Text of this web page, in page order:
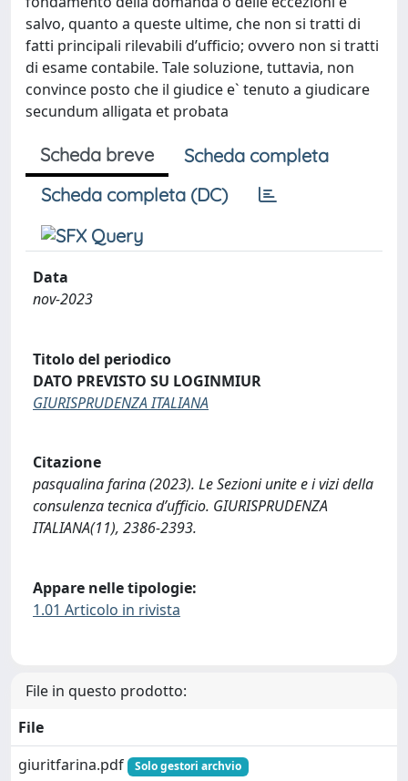
salvo, quanto a queste ultime, che non si tratti di
fatti principali rilevabili d’ufficio; ovvero non si tratti
di esame contabile. Tale soluzione, tuttavia, non
convince posto che il giudice e` tenuto a giudicare
secundum alligata et probata
Scheda breve
Scheda completa
Scheda completa (DC)
Data
nov-2023
Titolo del periodico
DATO PREVISTO SU LOGINMIUR
GIURISPRUDENZA ITALIANA
Citazione
pasqualina farina (2023). Le Sezioni unite e i vizi della
consulenza tecnica d’ufficio. GIURISPRUDENZA
ITALIANA(11), 2386-2393.
Appare nelle tipologie:
1.01 Articolo in rivista
File in questo prodotto:
File
giuritfarina.pdf
Solo gestori archvio